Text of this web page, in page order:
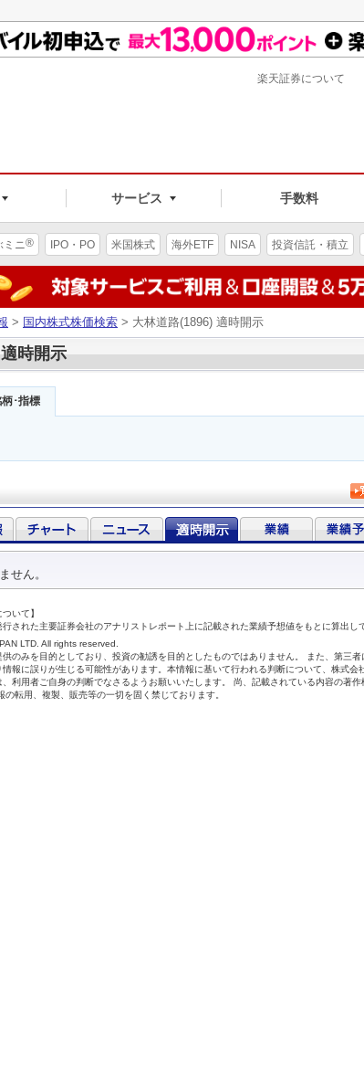
サービス 手数料
楽天証券について
ミニ® IPO・PO 米国株式 海外ETF NISA 投資信託・積立
> 国内株式株価検索 > 大林道路(1896) 適時開示
時開示
･指標